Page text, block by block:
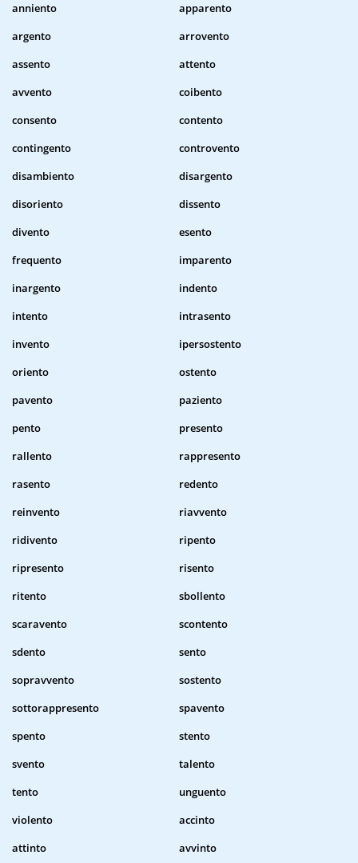
anniento
apparento
argento
arrovento
assento
attento
avvento
coibento
consento
contento
contingento
controvento
disambiento
disargento
disoriento
dissento
divento
esento
frequento
imparento
inargento
indento
intento
intrasento
invento
ipersostento
oriento
ostento
pavento
paziento
pento
presento
rallento
rappresento
rasento
redento
reinvento
riavvento
ridivento
ripento
ripresento
risento
ritento
sbollento
scaravento
scontento
sdento
sento
sopravvento
sostento
sottorappresento
spavento
spento
stento
svento
talento
tento
unguento
violento
accinto
attinto
avvinto